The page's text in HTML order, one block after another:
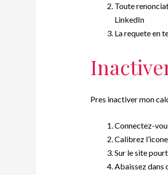
Toute
LinkedIn
La requete en
Pres inactiver mon
Connectez-
Calibrez
Sur le site
Abaissez dans